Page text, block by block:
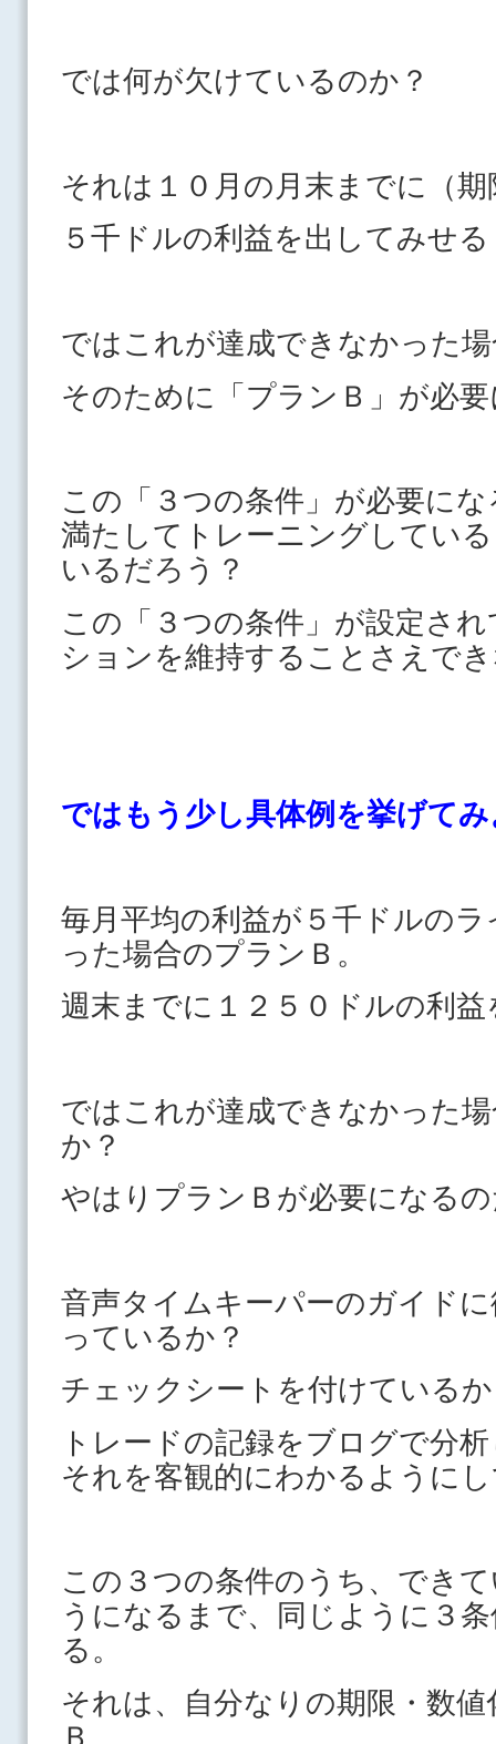
では何が欠けているのか？
それは１０月の月末までに（期
５千ドルの利益を出してみせ
ではこれが達成できなかった
そのために「プランＢ」が必
この「３つの条件」が必要に
満たしてトレーニングしてい
いるだろう？
この「３つの条件」が設定さ
ションを維持することさえで
ではもう少し具体例を挙げ
毎月平均の利益が５千ドルの
った場合のプランＢ。
週末までに１２５０ドルの利益
ではこれが達成できなかった
か？
やはりプランＢが必要になる
音声タイムキーパーのガイド
っているか？
チェックシートを付けている
トレードの記録をブログで分
それを客観的にわかるように
この３つの条件のうち、でき
うになるまで、同じように３
る。
それは、自分なりの期限・数
Ｂ。